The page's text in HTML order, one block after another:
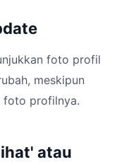
foto profil
meskipun
foto profilnya.
atau